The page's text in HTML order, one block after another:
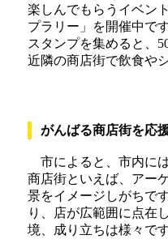
楽しんでもらうイベン
プラリー」を開催中で
スタンプを集めると、
近隣の商店街で飲食や
がんばる商店街を応
市によると、市内に
商店街といえば、アー
景をイメージしがちで
り、店が広範囲に点在
境、成り立ちは様々です